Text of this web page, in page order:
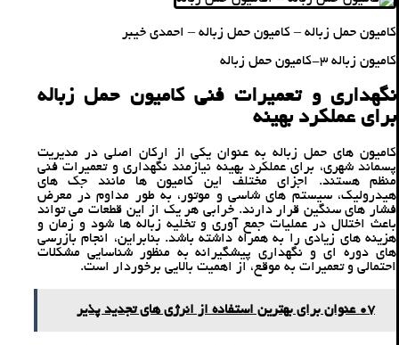
کامیون حمل زباله – کامیون‌ حمل زباله – احمدی خیبر
کامیون زباله 3-کامیون حمل زباله
نگهداری و تعمیرات فنی کامیون‌ حمل زباله
برای عملکرد بهینه
کامیون‌ های حمل زباله به‌ عنوان یکی از ارکان اصلی در مدیریت
پسماند شهری، برای عملکرد بهینه نیازمند نگهداری و تعمیرات فنی
منظم هستند. اجزای مختلف این کامیون‌ ها مانند جک ‌های
هیدرولیک، سیستم‌ های شاسی و موتور، به‌ طور مداوم در معرض
فشار های سنگین قرار دارند. خرابی هر یک از این قطعات می‌ تواند
باعث اختلال در عملیات جمع‌ آوری و تخلیه زباله‌ ها شود و زمان و
هزینه ‌های زیادی را به همراه داشته باشد. بنابراین، انجام بازرسی
‌های دوره ‌ای و نگهداری پیشگیرانه به‌ منظور شناسایی مشکلات
احتمالی و تعمیرات به ‌موقع، از اهمیت بالایی برخوردار است.
07 عنوان برای بهترین استفاده از انرژی‌ های تجدید پذیر